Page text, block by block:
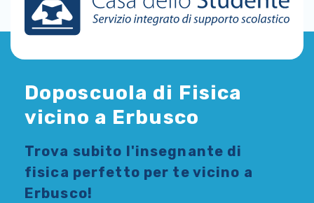
Doposcuola di Fisica
vicino a Erbusco
Trova subito l'insegnante di
fisica perfetto per te vicino a
Erbusco!